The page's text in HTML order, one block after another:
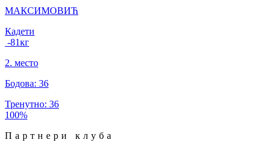
МАКСИМОВИЋ
Кадети
-81кг
2. место
Бодова: 36
Тренутно: 36
100%
Партнери клуба